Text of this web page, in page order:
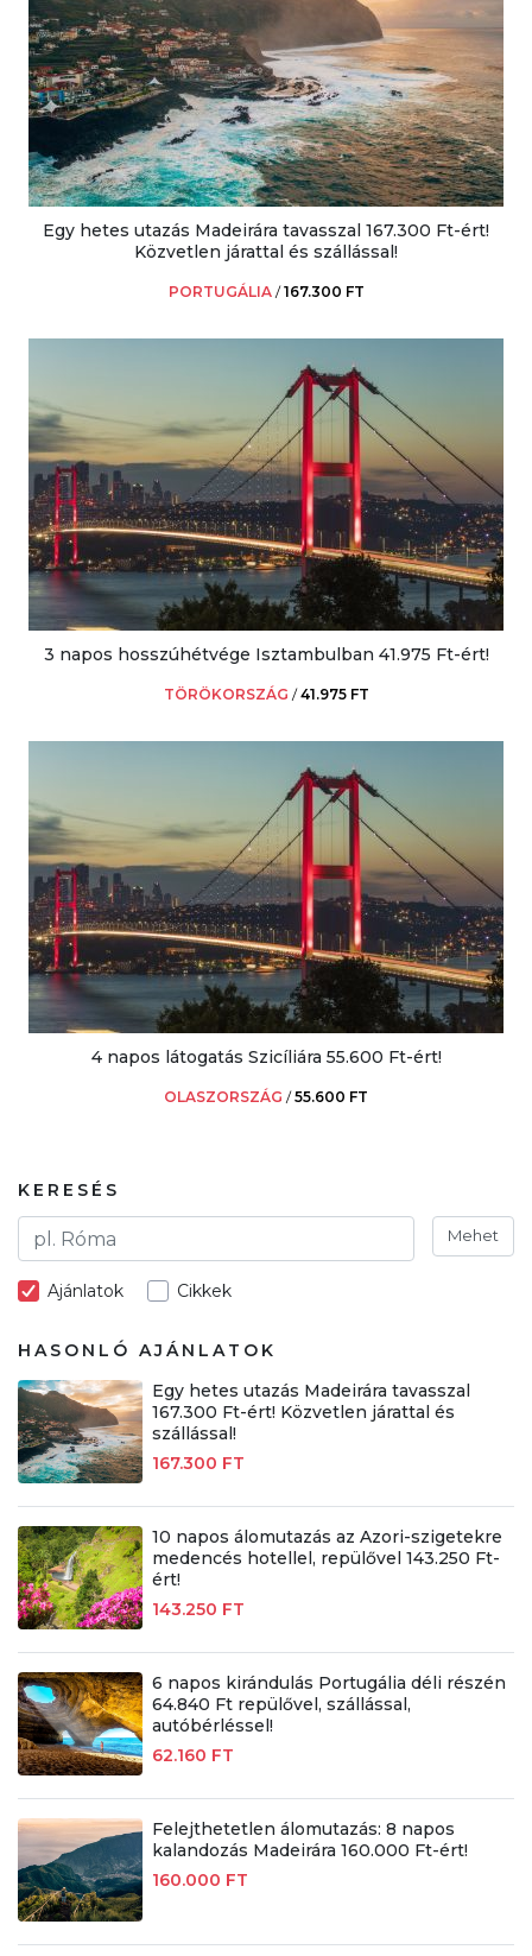
Egy hetes utazás Madeirára tavasszal 167.300 Ft-ért!
Közvetlen járattal és szállással!
PORTUGÁLIA /167.300 FT
3 napos hosszúhétvége Isztambulban 41.975 Ft-ért!
TÖRÖKORSZÁG /41.975 FT
4 napos látogatás Szicíliára 55.600 Ft-ért!
OLASZORSZÁG /55.600 FT
KERESÉS
Mehet
Ajánlatok Cikkek
HASONLÓ AJÁNLATOK
Egy hetes utazás Madeirára tavasszal
167.300 Ft-ért! Közvetlen járattal és
szállással!
167.300 FT
10 napos álomutazás az Azori-szigetekre
medencés hotellel, repülővel 143.250 Ft-
ért!
143.250 FT
6 napos kirándulás Portugália déli részén
64.840 Ft repülővel, szállással,
autóbérléssel!
62.160 FT
Felejthetetlen álomutazás: 8 napos
kalandozás Madeirára 160.000 Ft-ért!
160.000 FT